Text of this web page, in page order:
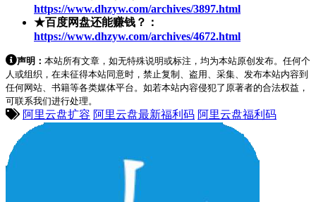
https://www.dhzyw.com/archives/3897.html
★百度网盘还能赚钱？：
https://www.dhzyw.com/archives/4672.html
声明： 本站所有文章，如无特殊说明或标注，均为本站原创发布。任何个
人或组织，在未征得本站同意时，禁止复制、盗用、采集、发布本站内容到
任何网站、书籍等各类媒体平台。如若本站内容侵犯了原著者的合法权益，
可联系我们进行处理。
阿里云盘扩容 阿里云盘最新福利码 阿里云盘福利码